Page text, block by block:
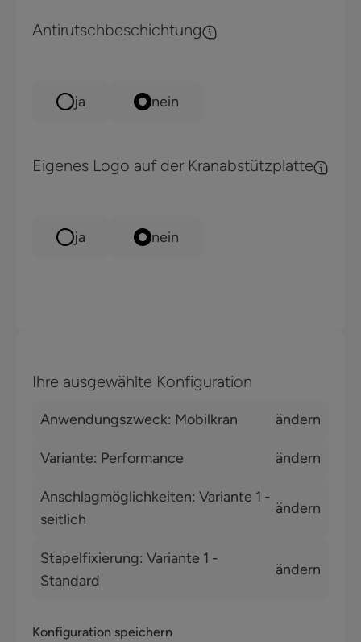
Antirutschbeschichtung
ja nein
Eigenes Logo auf der Kranabstützplatte
ja nein
Ihre ausgewählte Konfiguration
Anwendungszweck: Mobilkran ändern
Variante: Performance ändern
Anschlagmöglichkeiten: Variante 1 -
seitlich
ändern
Stapelfixierung: Variante 1 -
Standard
ändern
Konfiguration speichern